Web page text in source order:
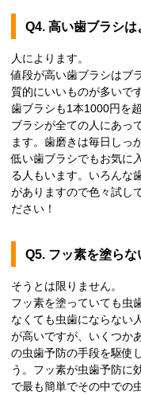
Q4. 高い歯ブラシ
人によります。
値段が高い歯ブラシはブ
質的にいいものが多いで
歯ブラシも1本1000円を
ブラシが全ての人にあっ
ます。歯磨きは毎日しっ
低い歯ブラシでもお気に
る人もいます。いろんな
がありますので色々試し
ださい！
Q5. フッ素を塗ら
そうとは限りません。
フッ素を塗っていても虫
なくても虫歯にならない
が高いですが、いくつか
の虫歯予防の手段を駆使
う。フッ素が虫歯予防に
で最も簡単でその中での